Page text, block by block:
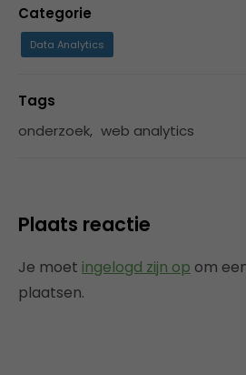
Categorie
Data Analytics
Tags
onderzoek, web analytics
Plaats reactie
Je moet ingelogd zijn op om
plaatsen.